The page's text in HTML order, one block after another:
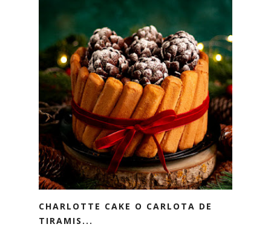
CHARLOTTE CAKE O CARLOTA DE
TIRAMIS...